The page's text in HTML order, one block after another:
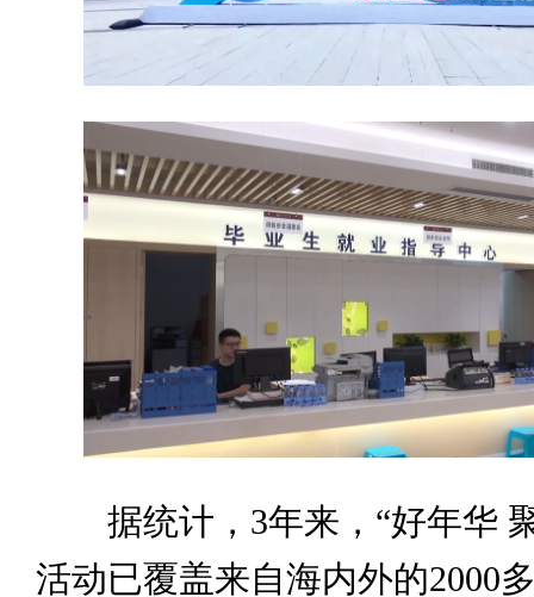
据统计，3年来，“好年华
活动已覆盖来自海内外的2000